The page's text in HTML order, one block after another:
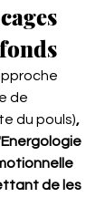
de
du pouls),
de les